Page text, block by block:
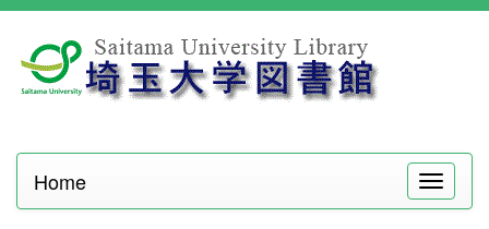
メ
ニ
Home